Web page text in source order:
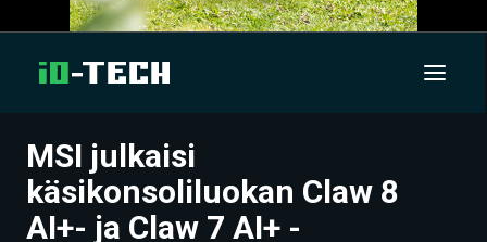
UUTISET
ARTIKKELIT
MSI julkaisi
käsikonsoliluokan Claw 8
AI+- ja Claw 7 AI+ -